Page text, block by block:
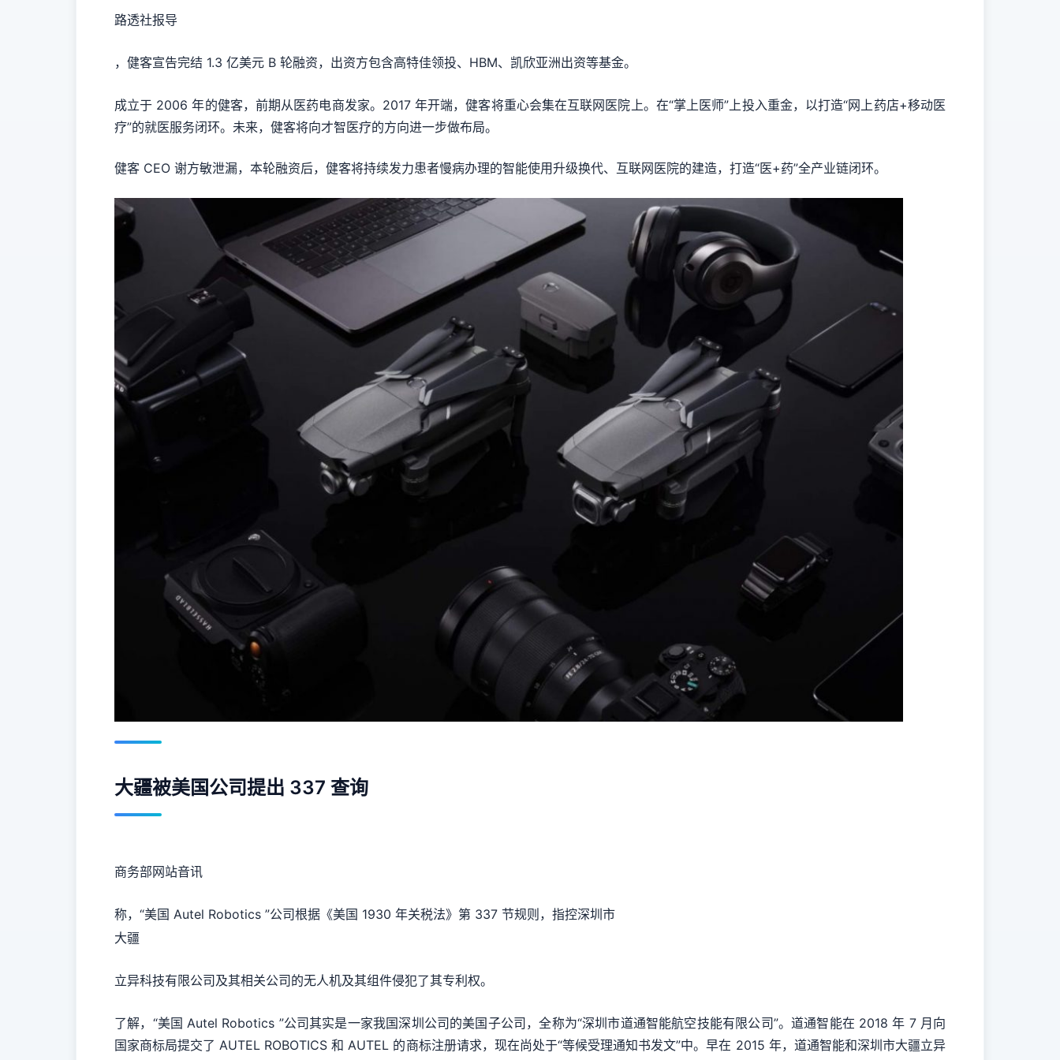
路透社报导
，健客宣告完结 1.3 亿美元 B 轮融资，出资方包含高特佳领投、HBM、凯欣亚洲出资等基金。
成立于 2006 年的健客，前期从医药电商发家。2017 年开端，健客将重心会集在互联网医院上。在“掌上医师”上投入重金，以打造“网上药店+移动医
疗”的就医服务闭环。未来，健客将向才智医疗的方向进一步做布局。
健客 CEO 谢方敏泄漏，本轮融资后，健客将持续发力患者慢病办理的智能使用升级换代、互联网医院的建造，打造“医+药”全产业链闭环。
大疆被美国公司提出 337 查询
商务部网站音讯
称，“美国 Autel Robotics ”公司根据《美国 1930 年关税法》第 337 节规则，指控深圳市
大疆
立异科技有限公司及其相关公司的无人机及其组件侵犯了其专利权。
了解，“美国 Autel Robotics ”公司其实是一家我国深圳公司的美国子公司，全称为“深圳市道通智能航空技能有限公司”。道通智能在 2018 年 7 月向
国家商标局提交了 AUTEL ROBOTICS 和 AUTEL 的商标注册请求，现在尚处于“等候受理通知书发文”中。早在 2015 年，道通智能和深圳市大疆立异